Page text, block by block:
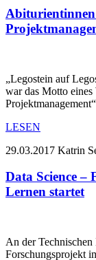
„Legostein auf
war das Motto
LESEN
29.03.2017 Katrin
Data Science –
Lernen startet
An der
Forschungsprojekt